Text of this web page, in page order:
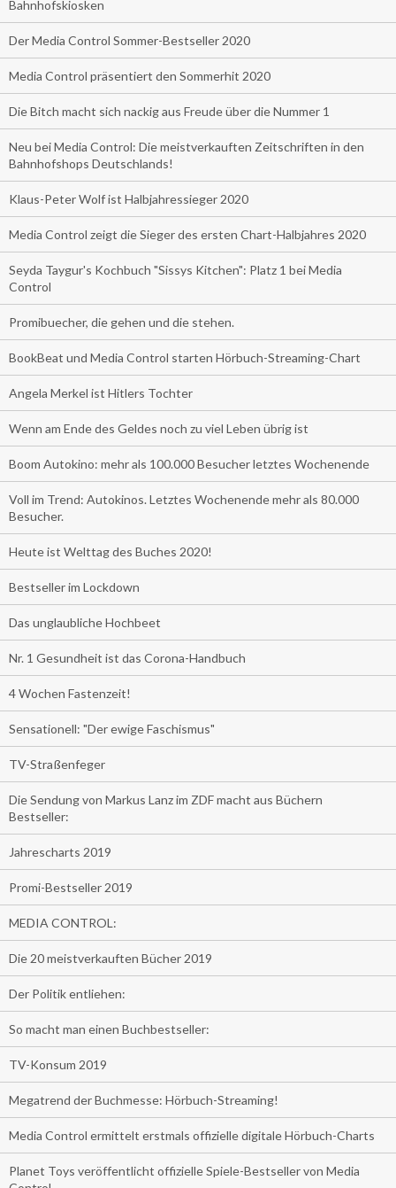
Bahnhofskiosken
Der Media Control Sommer-Bestseller 2020
Media Control präsentiert den Sommerhit 2020
Die Bitch macht sich nackig aus Freude über die Nummer 1
Neu bei Media Control: Die meistverkauften Zeitschriften in den
Bahnhofshops Deutschlands!
Klaus-Peter Wolf ist Halbjahressieger 2020
Media Control zeigt die Sieger des ersten Chart-Halbjahres 2020
Seyda Taygur's Kochbuch "Sissys Kitchen": Platz 1 bei Media
Control
Promibuecher, die gehen und die stehen.
BookBeat und Media Control starten Hörbuch-Streaming-Chart
Angela Merkel ist Hitlers Tochter
Wenn am Ende des Geldes noch zu viel Leben übrig ist
Boom Autokino: mehr als 100.000 Besucher letztes Wochenende
Voll im Trend: Autokinos. Letztes Wochenende mehr als 80.000
Besucher.
Heute ist Welttag des Buches 2020!
Bestseller im Lockdown
Das unglaubliche Hochbeet
Nr. 1 Gesundheit ist das Corona-Handbuch
4 Wochen Fastenzeit!
Sensationell: "Der ewige Faschismus"
TV-Straßenfeger
Die Sendung von Markus Lanz im ZDF macht aus Büchern
Bestseller:
Jahrescharts 2019
Promi-Bestseller 2019
MEDIA CONTROL:
Die 20 meistverkauften Bücher 2019
Der Politik entliehen:
So macht man einen Buchbestseller:
TV-Konsum 2019
Megatrend der Buchmesse: Hörbuch-Streaming!
Media Control ermittelt erstmals offizielle digitale Hörbuch-Charts
Planet Toys veröffentlicht offizielle Spiele-Bestseller von Media